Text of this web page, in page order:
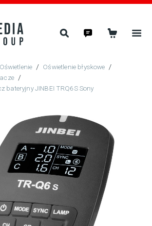
Oświetlenie / Oświetlenie błyskowe /
/
bateryjny JINBEI TRQ6S Sony